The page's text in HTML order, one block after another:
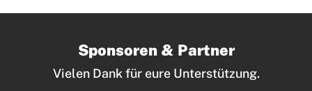
Sponsoren & Partner
Vielen Dank für eure Unterstützung.